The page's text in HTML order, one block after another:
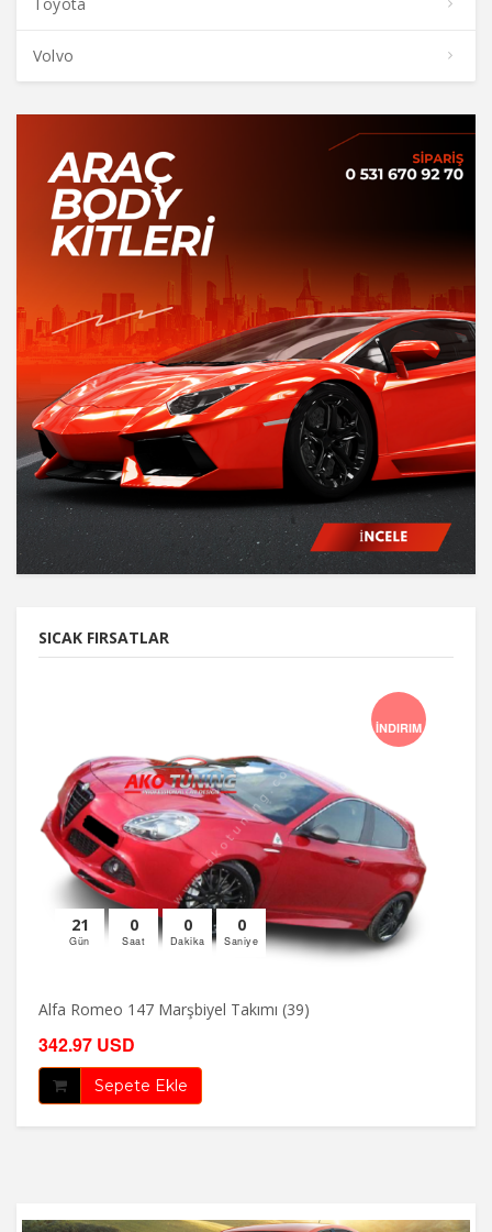
Volvo
SICAK FIRSATLAR
İNDIRIM
21
Gün
0
Saat
0
Dakika
0
Saniye
Alfa Romeo 147 Marşbiyel Takımı (39)
342.97 USD
Sepete Ekle